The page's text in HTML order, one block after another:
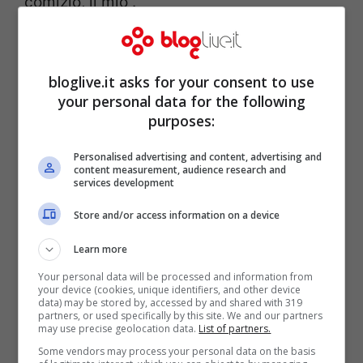
Per quanto riguarda la fatidica frase del
“bruciamo Malgioglio come Giovanna
d’Arco”, quindi, Predolin spiega che “è stata
fatta una grossa strumentalizzazione”.
bloglive.it asks for your consent to use
your personal data for the following
purposes:
Personalised advertising and content, advertising and
content measurement, audience research and
services development
Store and/or access information on a device
Learn more
Your personal data will be processed and information from
your device (cookies, unique identifiers, and other device
data) may be stored by, accessed by and shared with 319
partners, or used specifically by this site. We and our partners
may use precise geolocation data. List of partners.
Some vendors may process your personal data on the basis